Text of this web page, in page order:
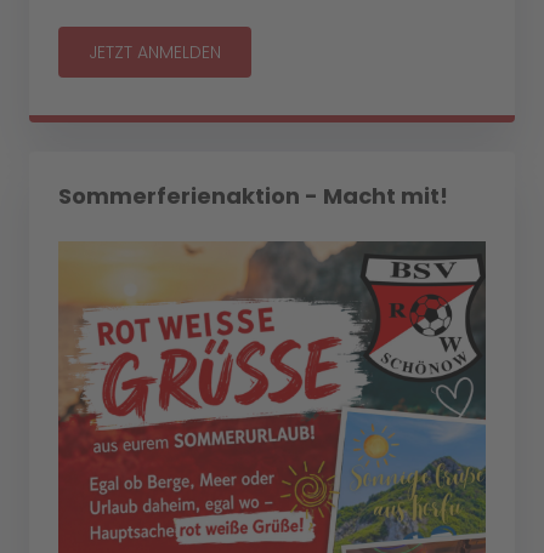
JETZT ANMELDEN
Sommerferienaktion - Macht mit!